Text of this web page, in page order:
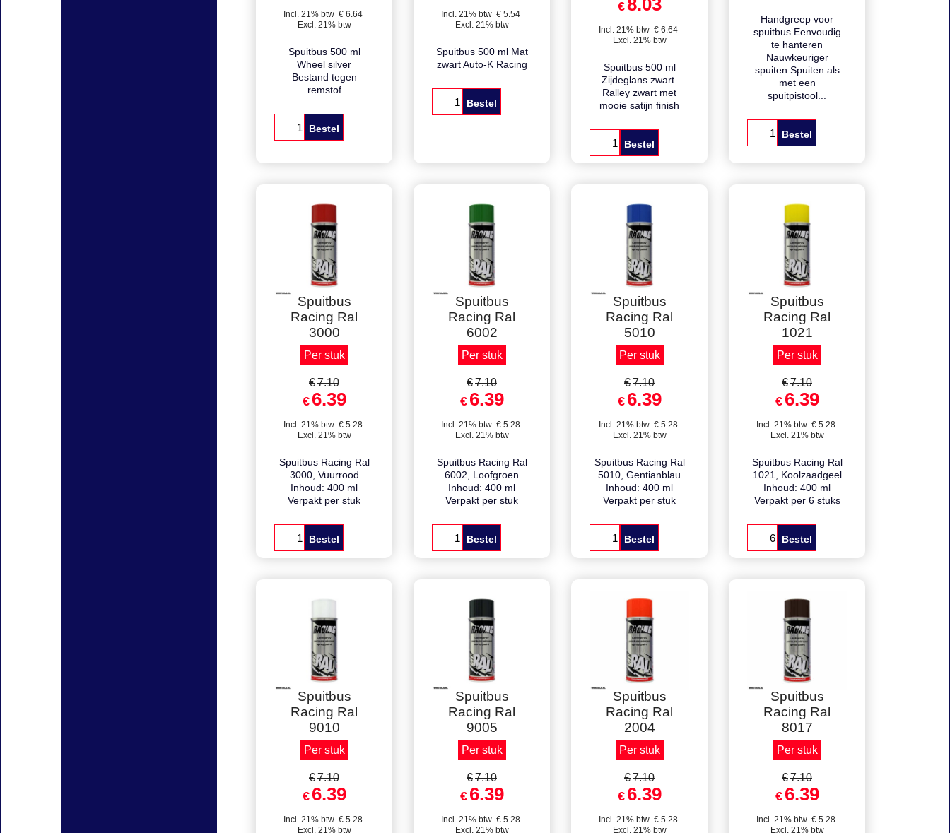
€ 9.45
Incl. 21% btw € 6.64
Excl. 21% btw
Wheel silver
Bestand tegen
remstof
€ 9.45
Incl. 21% btw € 5.54
Spuitbus 500 ml Mat
zwart Auto-K Racing
Staffelkorting
€ 9.45
Incl. 21% btw € 6.64
Excl. 21% btw
Zijdeglans zwart.
Ralley zwart met
mooie satijn finish
Incl. 21% btw € 5.69
Excl. 21% btw
Handgreep voor
spuitbus Eenvoudig
te hanteren
spuiten Spuiten als
met een
spuitpistool...
Bestel
Staffelkorting
Racing Ral
3000
Per stuk
€6.39
Incl. 21% btw € 5.28
Excl. 21% btw
Spuitbus Racing Ral
Inhoud: 400 ml
Staffelkorting
Racing Ral
6002
Per stuk
€6.39
Incl. 21% btw € 5.28
Excl. 21% btw
Spuitbus Racing Ral
Inhoud: 400 ml
Staffelkorting
Racing Ral
5010
Per stuk
€ 6.39
Incl. 21% btw € 5.28
Excl. 21% btw
Spuitbus Racing Ral
Inhoud: 400 ml
Staffelkorting
Racing Ral
1021
Per stuk
€6.39
Incl. 21% btw € 5.28
Excl. 21% btw
Spuitbus Racing Ral
Inhoud: 400 ml
Staffelkorting
Spuitbus
9010
Staffelkorting
Spuitbus
9005
Staffelkorting
Spuitbus
2004
Staffelkorting
Spuitbus
8017